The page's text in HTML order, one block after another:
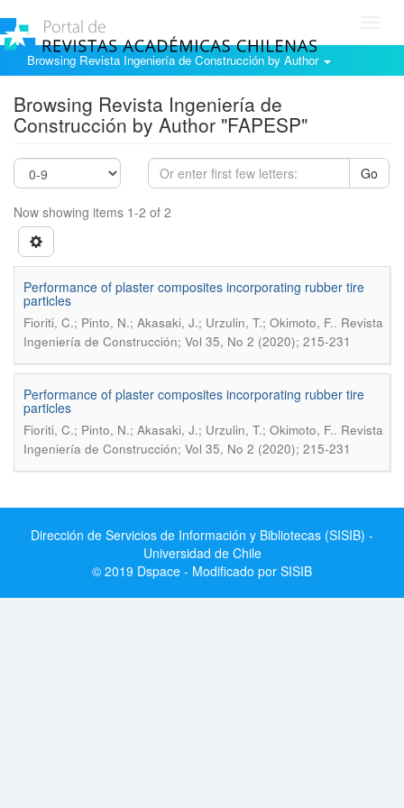
Browsing Revista Ingeniería de Construcción by Author
Browsing Revista Ingeniería de
Construcción by Author "FAPESP"
Go
Now showing items 1-2 of 2
Performance of plaster composites incorporating rubber tire
particles
Fioriti, C.; Pinto, N.; Akasaki, J.; Urzulin, T.; Okimoto, F.. Revista
Ingeniería de Construcción; Vol 35, No 2 (2020); 215-231
Performance of plaster composites incorporating rubber tire
particles
Fioriti, C.; Pinto, N.; Akasaki, J.; Urzulin, T.; Okimoto, F.. Revista
Ingeniería de Construcción; Vol 35, No 2 (2020); 215-231
Dirección de Servicios de Información y Bibliotecas (SISIB) -
Universidad de Chile
© 2019 Dspace - Modificado por SISIB